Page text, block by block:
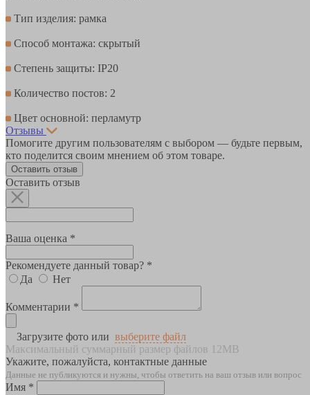
Тип изделия: рамка
Способ монтажа: скрытый
Степень защиты: IP20
Количество постов: 2
Цвет основной: перламутр
Отзывы
Помогите другим пользователям с выбором — будьте первым,
кто поделится своим мнением об этом товаре.
Оставить отзыв
Оставить отзыв
Ваша оценка *
Рекомендуете данный товар? *
Да
Нет
Комментарии *
Загрузите фото или выберите файл
Максимальный суммарный размер файлов 12MB
Укажите, пожалуйста, контактные данные
Данные не публикуются и нужны, чтобы ответить на ваш отзыв или вопрос
Имя *